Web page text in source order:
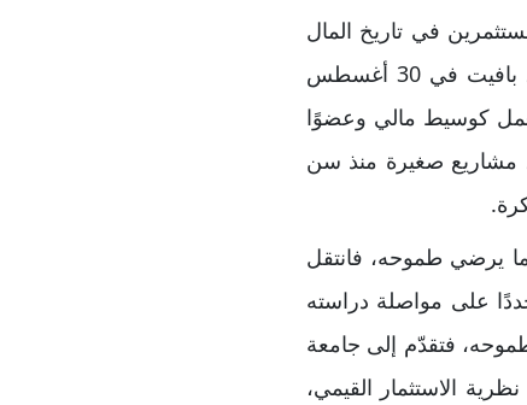
في تاريخ المال
والأعمال، ويُعد من أغنى رجال العالم وأكثرهم تأثيرًا في عالم الاستثمار. وُلد وارن إدوارد بافيت في 30 أغسطس
يعمل كوسيط مالي وعضوًا
مشاريع صغيرة منذ سن
يرضي طموحه، فانتقل
على مواصلة دراسته
فتقدّم إلى جامعة
الاستثمار القيمي،